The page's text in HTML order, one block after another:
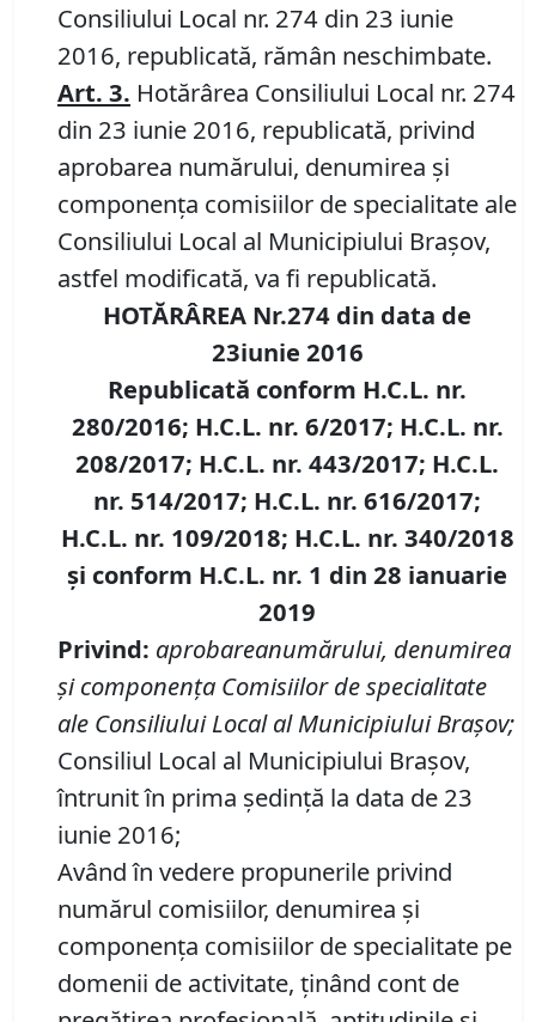
Consiliului Local nr. 274 din 23 iunie
2016, republicată, rămân neschimbate.
Art. 3. Hotărârea Consiliului Local nr. 274
din 23 iunie 2016, republicată, privind
aprobarea numărului, denumirea şi
componenţa comisiilor de specialitate ale
Consiliului Local al Municipiului Braşov,
astfel modificată, va fi republicată.
HOTĂRÂREA Nr.274 din data de
23iunie 2016
Republicată conform H.C.L. nr.
280/2016; H.C.L. nr. 6/2017; H.C.L. nr.
208/2017; H.C.L. nr. 443/2017; H.C.L.
nr. 514/2017; H.C.L. nr. 616/2017;
H.C.L. nr. 109/2018; H.C.L. nr. 340/2018
şi conform H.C.L. nr. 1 din 28 ianuarie
2019
Privind: aprobareanumărului, denumirea
şi componenţa Comisiilor de specialitate
ale Consiliului Local al Municipiului Braşov;
Consiliul Local al Municipiului Braşov,
întrunit în prima şedinţă la data de 23
iunie 2016;
Având în vedere propunerile privind
numărul comisiilor, denumirea şi
componenţa comisiilor de specialitate pe
domenii de activitate, ţinând cont de